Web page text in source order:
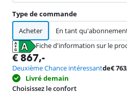
Type de commande
Acheter
En tant
Fiche d'information sur le
s'ouvre dans un nouvel onglet
€ 867,-
Deuxième Chance intéressantde€763
Livré demain
Choisissez le confort